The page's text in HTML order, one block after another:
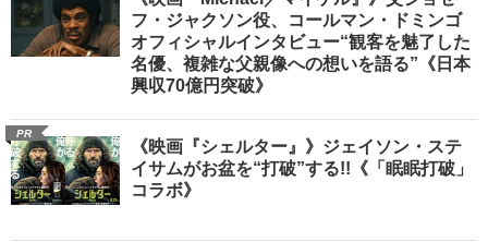
フ・ジャクソン役、コールマン・ドミンゴ
オフィシャルインタビュー“観客を魅了した
名優、複雑な父親像への想いを語る”《日本
興収70億円突破》
PR
《映画『シェルター』》ジェイソン・ステ
イサムがお盆を“打破”する!!《「眠眠打破」
コラボ》